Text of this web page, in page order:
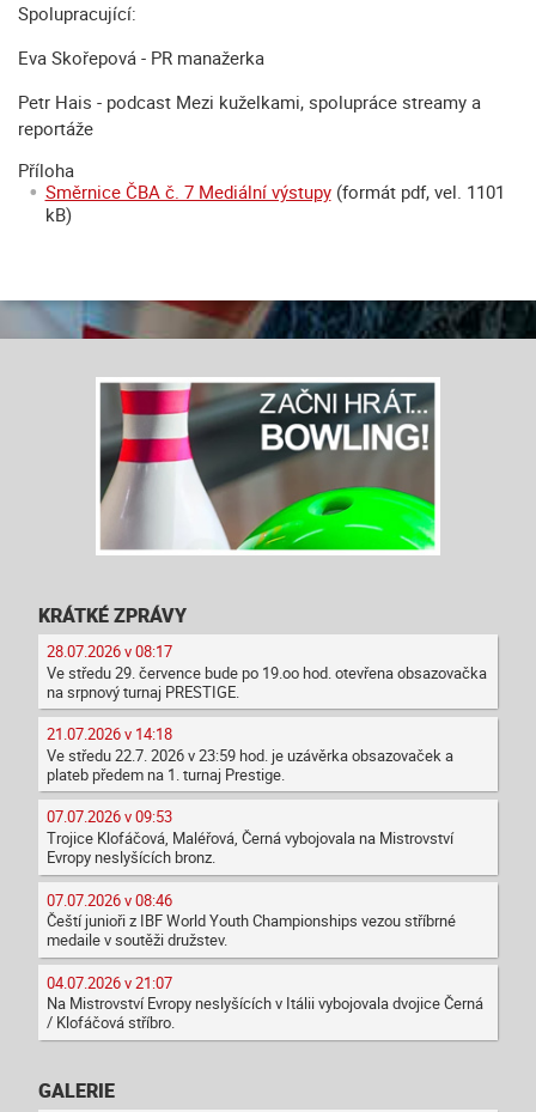
Spolupracující:
Eva Skořepová - PR manažerka
Petr Hais - podcast Mezi kuželkami, spolupráce streamy a
reportáže
Příloha
Směrnice ČBA č. 7 Mediální výstupy(formát pdf, vel. 1101
kB)
KRÁTKÉ ZPRÁVY
28.07.2026 v 08:17
Ve středu 29. července bude po 19.oo hod. otevřena obsazovačka
na srpnový turnaj PRESTIGE.
21.07.2026 v 14:18
Ve středu 22.7. 2026 v 23:59 hod. je uzávěrka obsazovaček a
plateb předem na 1. turnaj Prestige.
07.07.2026 v 09:53
Trojice Klofáčová, Maléřová, Černá vybojovala na Mistrovství
Evropy neslyšících bronz.
07.07.2026 v 08:46
Čeští junioři z IBF World Youth Championships vezou stříbrné
medaile v soutěži družstev.
04.07.2026 v 21:07
Na Mistrovství Evropy neslyšících v Itálii vybojovala dvojice Černá
/ Klofáčová stříbro.
GALERIE